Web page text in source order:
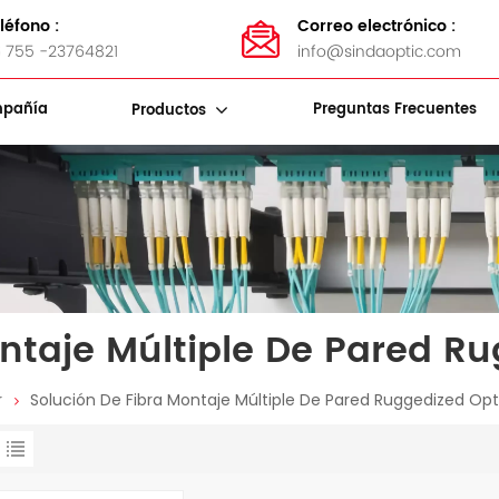
:
755 -23764821
Correo electrónico :
info@sindaoptic.com
Productos Preguntas Frecuentes
Múltiple De Pared
Solución De Fibra Montaje Múltiple De Pared Ruggedized